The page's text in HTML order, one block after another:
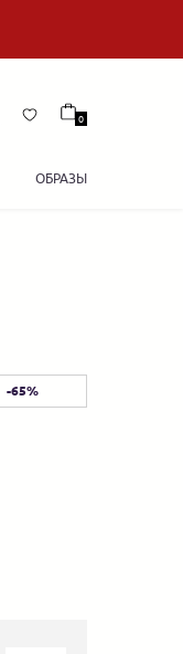
0
ОБРАЗЫ
-65%